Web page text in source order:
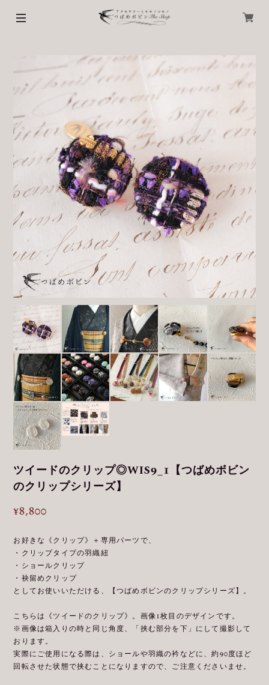
ツイードのクリップ◎WIS9_1【つばめボビン
のクリップシリーズ】
¥8,800
お好きな《クリップ》＋専用パーツで、
・クリップタイプの羽織紐
・ショールクリップ
・袂留めクリップ
としてお使いいただける、【つばめボビンのクリップシリーズ】。
こちらは《ツイードのクリップ》。画像1枚目のデザインです。
※画像は箱入りの時と同じ角度、「挟む部分を下」にして撮影して
おります。
実際にご使用になる際は、ショールや羽織の衿などに、約90度ほど
回転させた状態で挟むことになりますので、ご注意くださいませ。